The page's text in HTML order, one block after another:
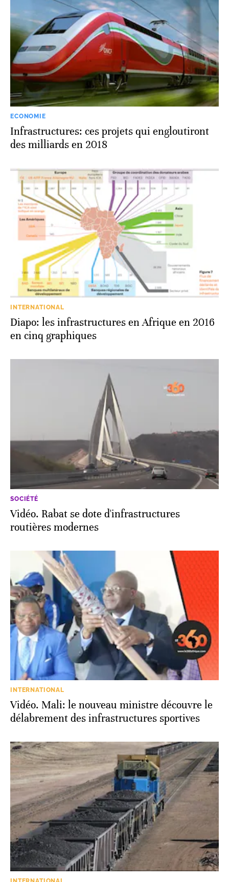
ECONOMIE
Infrastructures: ces projets qui engloutiront
des milliards en 2018
INTERNATIONAL
Diapo: les infrastructures en Afrique en 2016
en cinq graphiques
SOCIÉTÉ
Vidéo. Rabat se dote d'infrastructures
routières modernes
INTERNATIONAL
Vidéo. Mali: le nouveau ministre découvre le
délabrement des infrastructures sportives